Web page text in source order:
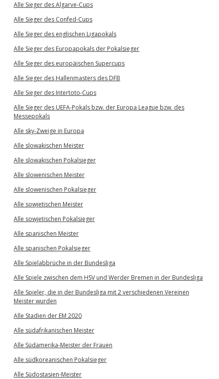
Alle Sieger des Algarve-Cups
Alle Sieger des Confed-Cups
Alle Sieger des englischen Ligapokals
Alle Sieger des Europapokals der Pokalsieger
Alle Sieger des europäischen Supercups
Alle Sieger des Hallenmasters des DFB
Alle Sieger des Intertoto-Cups
Alle Sieger des UEFA-Pokals bzw. der Europa League bzw. des
Messepokals
Alle sky-Zweige in Europa
Alle slowakischen Meister
Alle slowakischen Pokalsieger
Alle slowenischen Meister
Alle slowenischen Pokalsieger
Alle sowjetischen Meister
Alle sowjetischen Pokalsieger
Alle spanischen Meister
Alle spanischen Pokalsieger
Alle Spielabbrüche in der Bundesliga
Alle Spiele zwischen dem HSV und Werder Bremen in der Bundesliga
Alle Spieler, die in der Bundesliga mit 2 verschiedenen Vereinen
Meister wurden
Alle Stadien der EM 2020
Alle südafrikanischen Meister
Alle Südamerika-Meister der Frauen
Alle südkoreanischen Pokalsieger
Alle Südostasien-Meister